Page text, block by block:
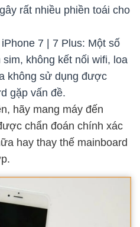
rất nhiều phiền toái cho
7 | 7 Plus: Một số
không kết nối wifi, loa
không sử dụng được
gặp vấn đề.
hãy mang máy đến
chẩn đoán chính xác
hay thay thế mainboard